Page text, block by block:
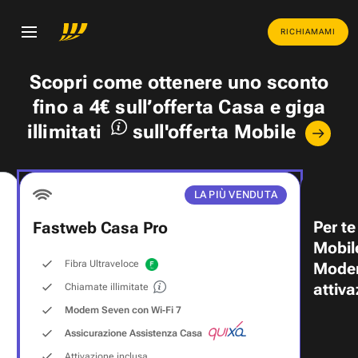
RICHIAMAMI
Scopri come ottenere uno sconto
fino a 4€ sull’offerta Casa egiga
illimitati
sull'offerta Mobile
LA PIÙ VENDUTA
Fastweb Casa Pro
Fibra Ultraveloce
Chiamate illimitate
Modem Seven con Wi‑Fi 7
Assicurazione Assistenza Casa
Per